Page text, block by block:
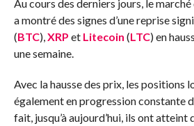
Au cours des derniers jours, le
a montré des signes d’une reprise
(BTC), XRP et Litecoin (LTC) en
une semaine.
Avec la hausse des prix, les positions
également en progression constante
fait, jusqu’à aujourd’hui, ils ont atteint